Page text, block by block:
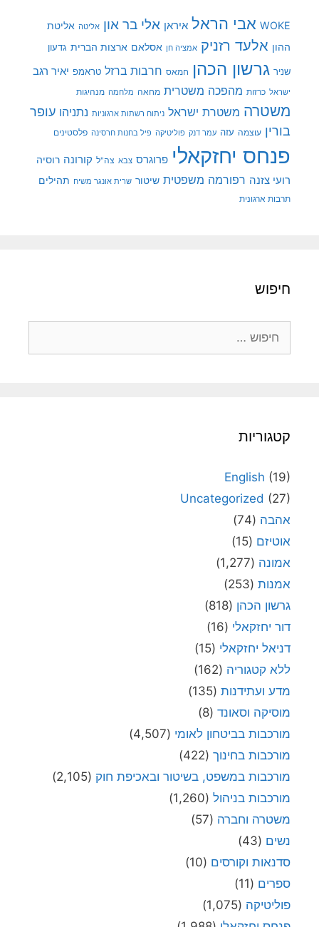
WOKE אבי הראל איראן אלי בר און אליטה אליטת
ההון אלעד רזניק אמציה חן אסלאם ארצות הברית גדעון
שניר גרשון הכהן חמאס חרבות ברזל טראמפ יאיר רגב
ישראל כרזות מהפכה משטרית מחאה מלחמה מנהיגות
משטרה משטרת ישראל ניתוח רשתות ארגוניות נתניהו עופר
בורין עוצמה עזה עמר דנק פוליטיקה פיל בחנות חרסינה פלסטינים
פנחס יחזקאלי פרוגרס צבא צה"ל קורונה רוסיה
רועי צזנה רפורמה משפטית שיטור שרית אונגר משיח תהילים
תרבות ארגונית
חיפוש
קטגוריות
English (19)
Uncategorized (27)
אהבה (74)
אוטיזם (15)
אמונה (1,277)
אמנות (253)
גרשון הכהן (818)
דור יחזקאלי (16)
דניאל יחזקאלי (15)
ללא קטגוריה (162)
מדע ועתידנות (135)
מוסיקה וסאונד (8)
מורכבות בביטחון לאומי (4,507)
מורכבות בחינוך (422)
מורכבות במשפט, בשיטור ובאכיפת חוק (2,105)
מורכבות בניהול (1,260)
משטרה וחברה (57)
נשים (43)
סדנאות וקורסים (10)
ספרים (11)
פוליטיקה (1,075)